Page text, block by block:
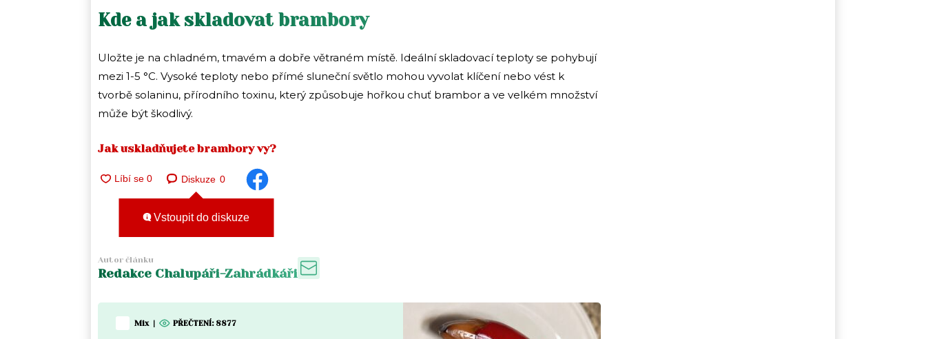
Kde a jak skladovat brambory
Uložte je na chladném, tmavém a dobře větraném místě. Ideální skladovací teploty se pohybují
mezi 1-5 °C. Vysoké teploty nebo přímé sluneční světlo mohou vyvolat klíčení nebo vést k
tvorbě solaninu, přírodního toxinu, který způsobuje hořkou chuť brambor a ve velkém množství
může být škodlivý.
Jak uskladňujete brambory vy?
Diskuze 0
Vstoupit do diskuze
Autor článku
Redakce Chalupáři-Zahrádkáři
Mix | PŘEČTENÍ: 8877